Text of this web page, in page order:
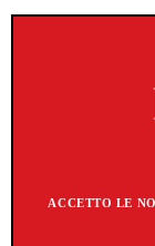
ACCETTO LE